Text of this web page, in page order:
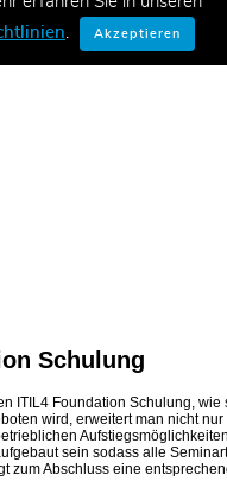
Schulung
ITIL4 Foundation Schulung, wie
wird, erweitert man nicht
sein sodass alle
zum Abschluss eine